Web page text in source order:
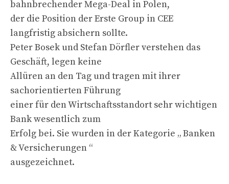
bahnbrechender Mega-Deal in Polen,
der die Position der Erste Group in CEE
langfristig absichern sollte.
Peter Bosek und Stefan Dörfler verstehen das
Geschäft, legen keine
Allüren an den Tag und tragen mit ihrer
sachorientierten Führung
einer für den Wirtschaftsstandort sehr wichtigen
Bank wesentlich zum
Erfolg bei. Sie wurden in der Kategorie „ Banken
& Versicherungen “
ausgezeichnet.